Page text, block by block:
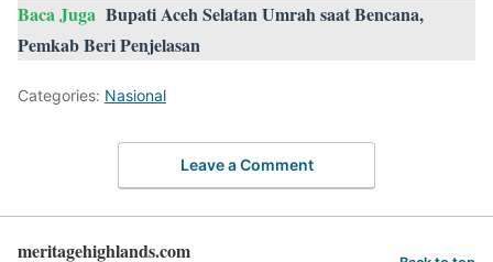
Baca Juga Bupati Aceh Selatan Umrah saat Bencana,
Pemkab Beri Penjelasan
Categories: Nasional
Leave a Comment
meritagehighlands.com